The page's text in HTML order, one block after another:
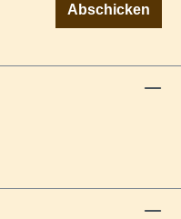
Abschicken